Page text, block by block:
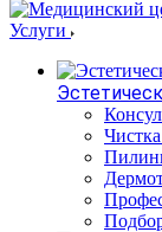
Услуги